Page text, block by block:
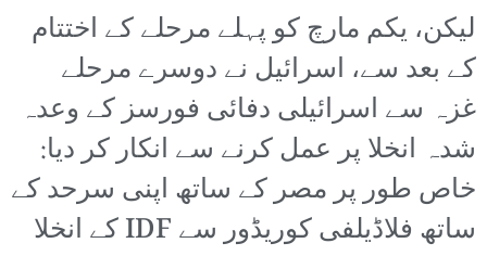
لیکن، یکم مارچ کو پہلے مرحلے کے اختتام
کے بعد سے، اسرائیل نے دوسرے مرحلے
غزہ سے اسرائیلی دفائی فورسز کے وعدہ
شدہ انخلا پر عمل کرنے سے انکار کر دیا:
خاص طور پر مصر کے ساتھ اپنی سرحد کے
ساتھ فلاڈیلفی کوریڈور سے IDF کے انخلا